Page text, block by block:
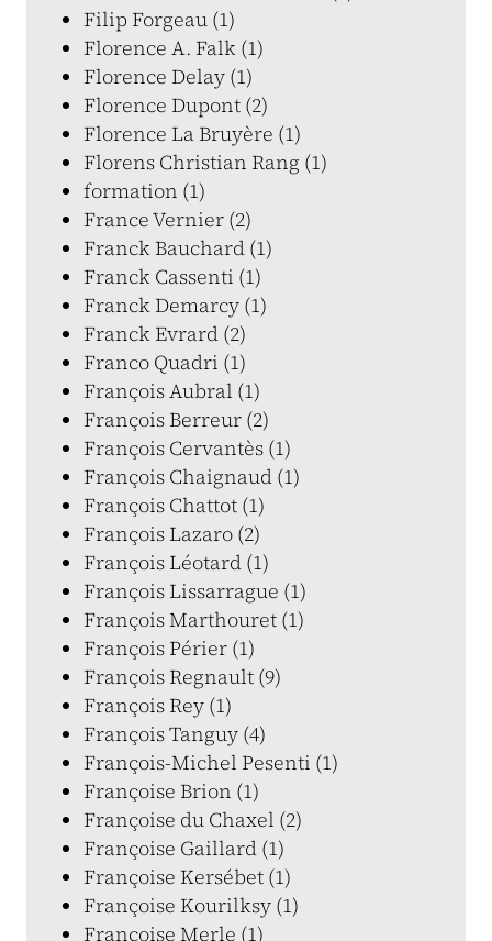
Filip Forgeau (1)
Florence A. Falk (1)
Florence Delay (1)
Florence Dupont (2)
Florence La Bruyère (1)
Florens Christian Rang (1)
formation (1)
France Vernier (2)
Franck Bauchard (1)
Franck Cassenti (1)
Franck Demarcy (1)
Franck Evrard (2)
Franco Quadri (1)
François Aubral (1)
François Berreur (2)
François Cervantès (1)
François Chaignaud (1)
François Chattot (1)
François Lazaro (2)
François Léotard (1)
François Lissarrague (1)
François Marthouret (1)
François Périer (1)
François Regnault (9)
François Rey (1)
François Tanguy (4)
François-Michel Pesenti (1)
Françoise Brion (1)
Françoise du Chaxel (2)
Françoise Gaillard (1)
Françoise Kersébet (1)
Françoise Kourilksy (1)
Françoise Merle (1)